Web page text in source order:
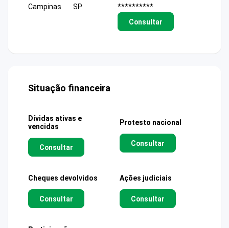
Campinas
SP
**********
Consultar
Situação financeira
Dívidas ativas e
vencidas
Consultar
Protesto nacional
Consultar
Cheques devolvidos
Consultar
Ações judiciais
Consultar